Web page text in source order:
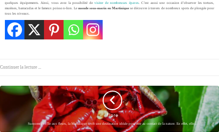
quelques équipements. Ainsi, vous avez la possibilité de visiter de nombreuses épaves. C’est aussi une occasion d’observer les tortues,
murènes, barracudas et le fameux poisson-lion. Le monde sous-marin en Martinique se découvre à travers de nombreux spots de plongée pour
tous les niveaux.
Continuer la lecture ...
Flore
Surnommée l’île aux fleurs, la Martinique revêt une destination idéale pour être au contact de la nature. En effet, elle…